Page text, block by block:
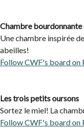
Chambre bourdonnante
Une chambre inspirée
abeilles!
Follow CWF's board on
Les trois petits oursons
Sortez le miel! La
Follow CWF's board on